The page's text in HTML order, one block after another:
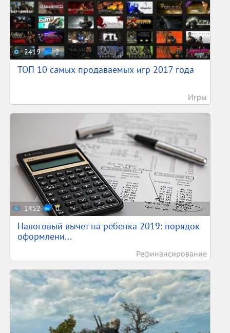
2419 2
ТОП 10 самых продаваемых игр 2017 года
Игры
1452 0
Налоговый вычет на ребенка 2019: порядок
оформлени...
Рефинансирование